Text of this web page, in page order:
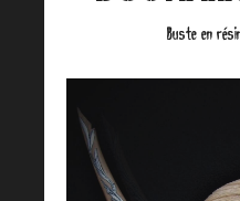
Buste en